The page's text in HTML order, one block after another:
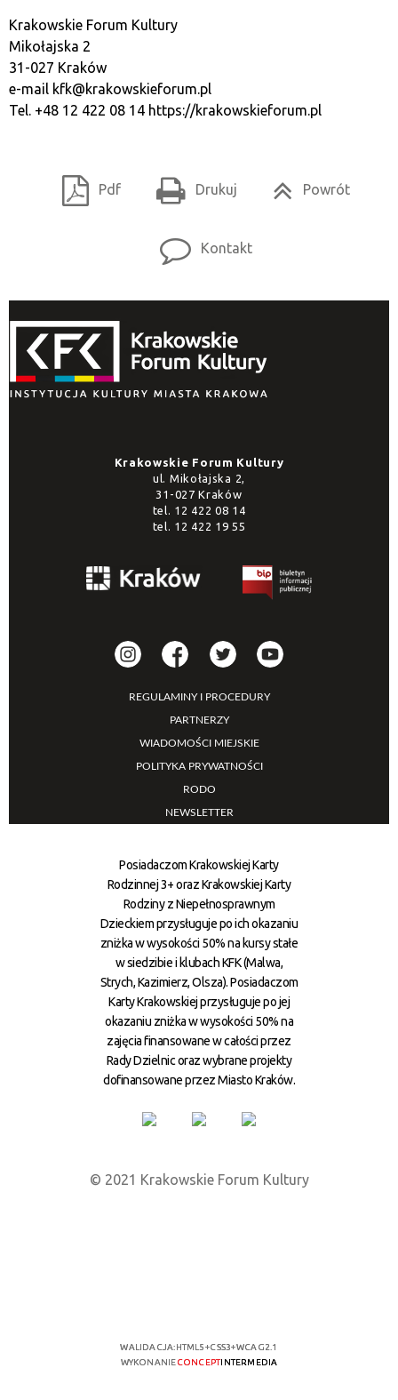
Krakowskie Forum Kultury
Mikołajska 2
31-027 Kraków
e-mail kfk@krakowskieforum.pl
Tel. +48 12 422 08 14 https://krakowskieforum.pl
Pdf Drukuj Powrót
Kontakt
Krakowskie Forum Kultury
ul. Mikołajska 2,
31-027 Kraków
tel. 12 422 08 14
tel. 12 422 19 55
REGULAMINY I PROCEDURY
PARTNERZY
WIADOMOŚCI MIEJSKIE
POLITYKA PRYWATNOŚCI
RODO
NEWSLETTER
Posiadaczom Krakowskiej Karty
Rodzinnej 3+ oraz Krakowskiej Karty
Rodziny z Niepełnosprawnym
Dzieckiem przysługuje po ich okazaniu
zniżka w wysokości 50% na kursy stałe
w siedzibie i klubach KFK (Malwa,
Strych, Kazimierz, Olsza). Posiadaczom
Karty Krakowskiej przysługuje po jej
okazaniu zniżka w wysokości 50% na
zajęcia finansowane w całości przez
Rady Dzielnic oraz wybrane projekty
dofinansowane przez Miasto Kraków.
© 2021 Krakowskie Forum Kultury
WALIDACJA:HTML5+CSS3+WCAG 2.1
WYKONANIECONCEPTINTERMEDIA